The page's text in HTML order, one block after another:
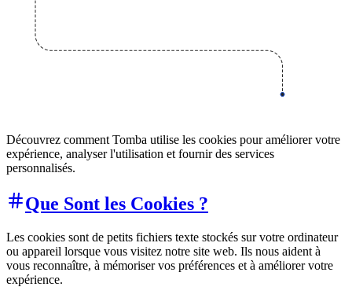
Découvrez comment Tomba utilise les cookies pour améliorer votre
expérience, analyser l'utilisation et fournir des services
personnalisés.
Que Sont les Cookies ?
Les cookies sont de petits fichiers texte stockés sur votre ordinateur
ou appareil lorsque vous visitez notre site web. Ils nous aident à
vous reconnaître, à mémoriser vos préférences et à améliorer votre
expérience.